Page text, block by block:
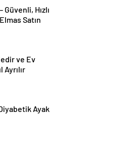
Hızlı
Satın
ve Ev
Ayak